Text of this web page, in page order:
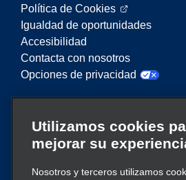
Política de Cookies
Igualdad de oportunidades
Accesibilidad
Contacta con nosotros
Opciones de privacidad
servicios de movilidad. En este sitio
“Enterprise Mobility” se utiliza para
a la marca Enterprise Mobility, y se
Utilizamos cookies
mejorar su
Nosotros y terceros utilizamos